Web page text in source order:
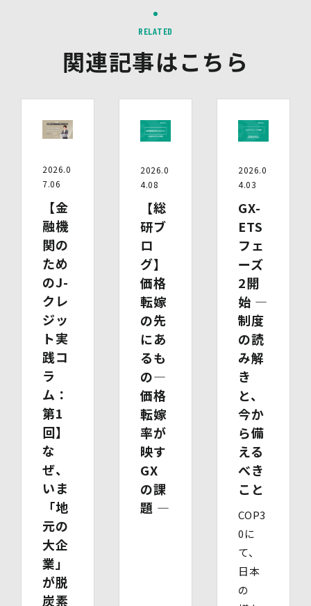
て照合を行い、その結果に基づいて広告を配信することが
あります。第三者配信事業者が、これらの情報を広告配信
以外の目的で利用することはありません。
内容の訂正・追加又は削除・利用の停止・消去、第三者へ
の提供の停止及び第三者提供記録の開示（以下「開示等」
もし、ご希望の全部又は一部に応じられない場合はその理
由をご説明いたします。
また、当該お申し出によって取得した個人情報は、お申し
出に関する連絡・事務手続に必要な範囲でのみ利用しま
す。
(1)開示等の求めのお申し出先
当社は、開示等の依頼を受け、当該依頼が個人情報保護法
に定める要件を満たす場合には、当社の定める手続に従っ
て速やかに対応します。
開示等のお求めについては、以下のお問い合わせ窓口まで
お申し出ください。
(2)開示等の求めに関するお手続
お申し出受付け後、当社「保有個人情報に関する開示等の
請求書」を送付いたします。 ご記入いただいた「請求
書」と「本人確認書類のコピー」、代理人によるお求めの
場合は「代理人であることを確認する書類」を送付してく
ださい。また、各資料に含まれる本籍地情報は都道府県ま
でとし、それ以降の情報は黒塗り等の処理をしてくださ
い。
・ 本人確認書類の写し（運転免許証、パスポート、健康
保険証、住民票、年金手帳等）
【代理人様が未成年者の法定代理人の場合】
・ 代理人様ご本人の本人確認書類の写し
・ いずれかの写し（戸籍謄本、住民票（続柄の記載され
たもの）、その他法定代理権の確認ができる公的書類）
【代理人様が成年被後見人の法定代理人の場合】
・ 代理人様ご本人の本人確認書類の写し
・ いずれかの写し（成年被後見人であることを証明する
登記事項証明書、その他法定代理権の確認ができる公的書
RELATED
関連記事はこちら
2026.0
7.06
【金
融機
関の
ため
のJ-
クレ
ジッ
ト実
践コ
ラ
ム：
第1
回】
な
ぜ、
いま
「地
元の
大企
業」
が脱
炭素
2026.0
4.08
【総
研ブ
ロ
グ】
価格
転嫁
の先
にあ
るも
の―
価格
転嫁
率が
映す
GX
の課
題 ―
2026.0
4.03
GX-
ETS
フェ
ーズ
2開
始 ―
制度
の読
み解
き
と、
今か
ら備
える
べき
こと
COP3
0に
て、
日本
の